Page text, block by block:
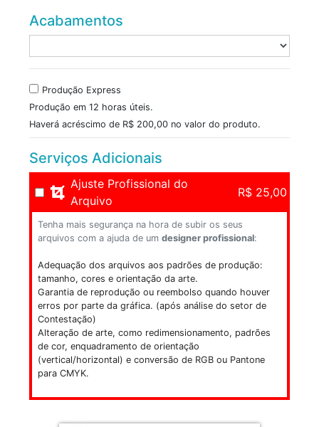
Acabamentos
Produção Express
Produção em 12 horas úteis.
Haverá acréscimo de R$ 200,00 no valor do produto.
Serviços Adicionais
Ajuste Profissional do
Arquivo
R$ 25,00
Tenha mais segurança na hora de subir os seus
arquivos com a ajuda de umdesigner profissional:
Adequação dos arquivos aos padrões de produção:
tamanho, cores e orientação da arte.
Garantia de reprodução ou reembolso quando houver
erros por parte da gráfica. (após análise do setor de
Contestação)
Alteração de arte, como redimensionamento, padrões
de cor, enquadramento de orientação
(vertical/horizontal) e conversão de RGB ou Pantone
para CMYK.